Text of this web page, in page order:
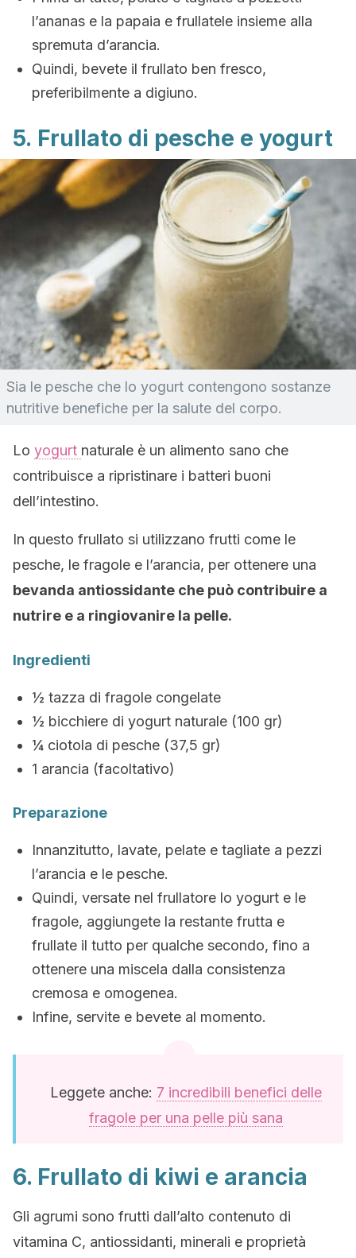
l’ananas e la papaia e frullatele insieme alla
spremuta d’arancia.
Quindi, bevete il frullato ben fresco,
preferibilmente a digiuno.
5. Frullato di pesche e yogurt
Sia le pesche che lo yogurt contengono sostanze
nutritive benefiche per la salute del corpo.
Lo yogurt naturale è un alimento sano che
contribuisce a ripristinare i batteri buoni
dell’intestino.
In questo frullato si utilizzano frutti come le
pesche, le fragole e l’arancia, per ottenere una
bevanda antiossidante che può contribuire a
nutrire e a ringiovanire la pelle.
Ingredienti
½ tazza di fragole congelate
½ bicchiere di yogurt naturale (100 gr)
¼ ciotola di pesche (37,5 gr)
1 arancia (facoltativo)
Preparazione
Innanzitutto, lavate, pelate e tagliate a pezzi
l’arancia e le pesche.
Quindi, versate nel frullatore lo yogurt e le
fragole, aggiungete la restante frutta e
frullate il tutto per qualche secondo, fino a
ottenere una miscela dalla consistenza
cremosa e omogenea.
Infine, servite e bevete al momento.
Leggete anche: 7 incredibili benefici delle
fragole per una pelle più sana
6. Frullato di kiwi e arancia
Gli agrumi sono frutti dall’alto contenuto di
vitamina C, antiossidanti, minerali e proprietà